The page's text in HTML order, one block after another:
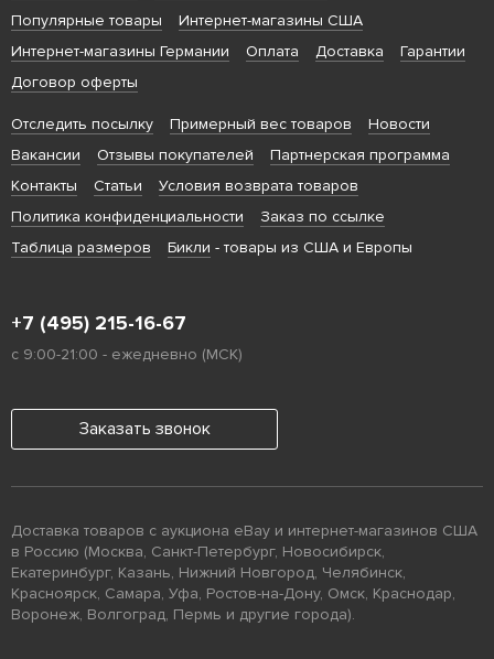
Популярные товары
Интернет-магазины США
Интернет-магазины Германии
Оплата Доставка
Гарантии
Договор оферты
Отследить посылку Примерный вес товаров
Новости
Вакансии
Отзывы покупателей
Партнерская программа
Контакты
Статьи
Условия возврата товаров
Политика конфиденциальности
Заказ по ссылке
Таблица размеров
Бикли - товары из США и Европы
+7 (495) 215-16-67
с 9:00-21:00 - ежедневно (МСК)
Заказать звонок
Доставка товаров с аукциона eBay и интернет-магазинов США
в Россию (Москва, Санкт-Петербург, Новосибирск,
Екатеринбург, Казань, Нижний Новгород, Челябинск,
Красноярск, Самара, Уфа, Ростов-на-Дону, Омск, Краснодар,
Воронеж, Волгоград, Пермь и другие города).